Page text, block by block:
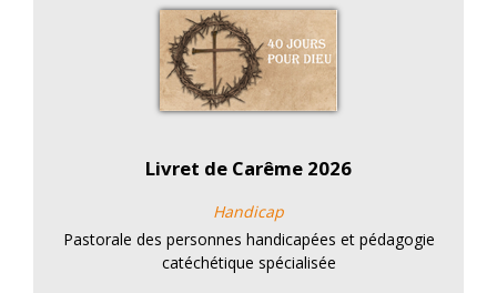
Livret de Carême 2026
Handicap
Pastorale des personnes handicapées et pédagogie
catéchétique spécialisée